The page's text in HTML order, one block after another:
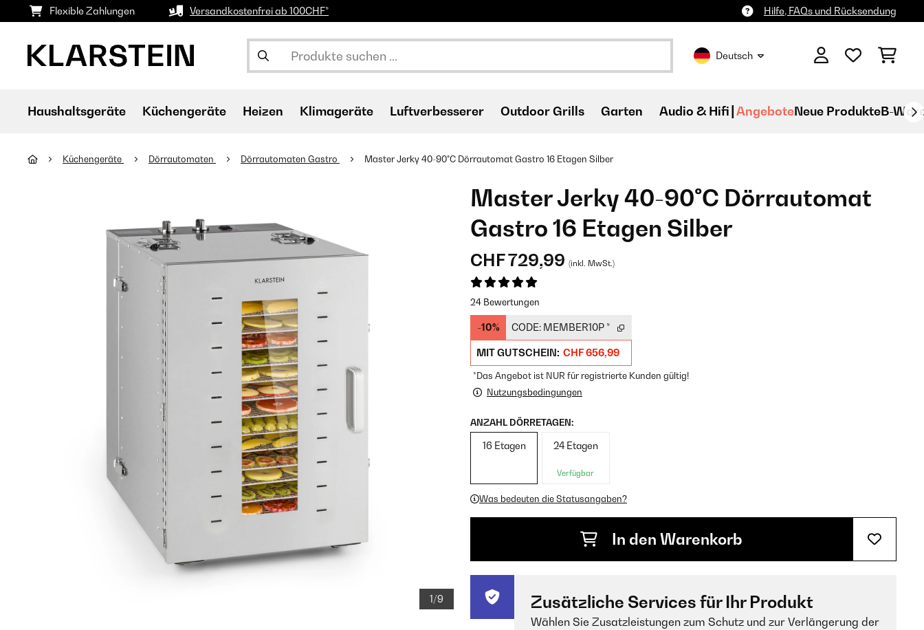
Flexible Zahlungen Versandkostenfrei ab 100CHF* Hilfe, FAQs und Rücksendung
Deutsch
Haushaltsgeräte Küchengeräte Heizen Klimageräte Luftverbesserer Outdoor Grills Garten Audio & Hifi AngeboteNeue ProdukteB-
Küchengeräte Dörrautomaten Dörrautomaten Gastro Master Jerky 40-90°C Dörrautomat Gastro 16 Etagen Silber
1/9
Master Jerky 40-90°C Dörrautomat
Gastro 16 Etagen Silber
CHF 729,99 (inkl. MwSt.)
24 Bewertungen
-10% CODE: MEMBER10P *
MIT GUTSCHEIN: CHF 656,99
*Das Angebot ist NUR für registrierte Kunden gültig!
Nutzungsbedingungen
ANZAHL DÖRRETAGEN:
16 Etagen 24 Etagen
Verfügbar
Was bedeuten die Statusangaben?
In den Warenkorb
Zusätzliche Services für Ihr Produkt
Wählen Sie Zusatzleistungen zum Schutz und zur Verlängerung der